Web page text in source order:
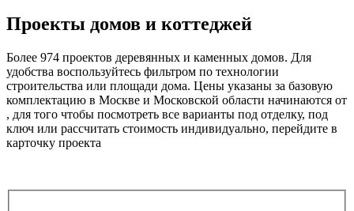
Проекты домов и коттеджей
Более 974 проектов деревянных и каменных домов. Для
удобства воспользуйтесь фильтром по технологии
строительства или площади дома. Цены указаны за базовую
комплектацию в Москве и Московской области начинаются от
, для того чтобы посмотреть все варианты под отделку, под
ключ или рассчитать стоимость индивидуально, перейдите в
карточку проекта